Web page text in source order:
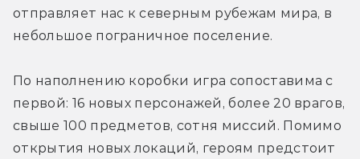
отправляет нас к северным рубежам мира, в
небольшое пограничное поселение.
По наполнению коробки игра сопоставима с
первой: 16 новых персонажей, более 20 врагов,
свыше 100 предметов, сотня миссий. Помимо
открытия новых локаций, героям предстоит